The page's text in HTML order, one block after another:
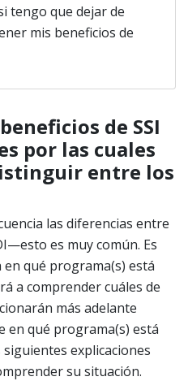
tengo que dejar de
mis beneficios de
de SSI
por las cuales
entre los
las diferencias entre
es muy común. Es
qué programa(s) está
a comprender cuáles de
más adelante
en qué programa(s) está
explicaciones
su situación.